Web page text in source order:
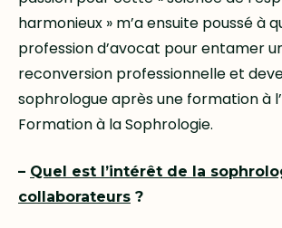
harmonieux » m’a ensuite poussé à
profession d’avocat pour entamer
reconversion professionnelle et
sophrologue après une formation à
Formation à la Sophrologie.
– Quel est l’intérêt de la
collaborateurs ?